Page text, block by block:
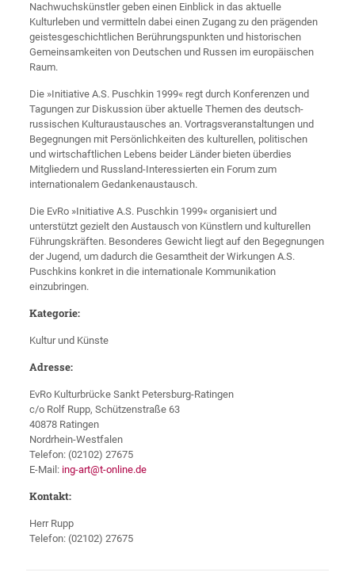
Nachwuchskünstler geben einen Einblick in das aktuelle
Kulturleben und vermitteln dabei einen Zugang zu den prägenden
geistesgeschichtlichen Berührungspunkten und historischen
Gemeinsamkeiten von Deutschen und Russen im europäischen
Raum.
Die »Initiative A.S. Puschkin 1999« regt durch Konferenzen und
Tagungen zur Diskussion über aktuelle Themen des deutsch-
russischen Kulturaustausches an. Vortragsveranstaltungen und
Begegnungen mit Persönlichkeiten des kulturellen, politischen
und wirtschaftlichen Lebens beider Länder bieten überdies
Mitgliedern und Russland-Interessierten ein Forum zum
internationalem Gedankenaustausch.
Die EvRo »Initiative A.S. Puschkin 1999« organisiert und
unterstützt gezielt den Austausch von Künstlern und kulturellen
Führungskräften. Besonderes Gewicht liegt auf den Begegnungen
der Jugend, um dadurch die Gesamtheit der Wirkungen A.S.
Puschkins konkret in die internationale Kommunikation
einzubringen.
Kategorie:
Kultur und Künste
Adresse:
EvRo Kulturbrücke Sankt Petersburg-Ratingen
c/o Rolf Rupp, Schützenstraße 63
40878 Ratingen
Nordrhein-Westfalen
Telefon: (02102) 27675
E-Mail: ing-art@t-online.de
Kontakt:
Herr Rupp
Telefon: (02102) 27675